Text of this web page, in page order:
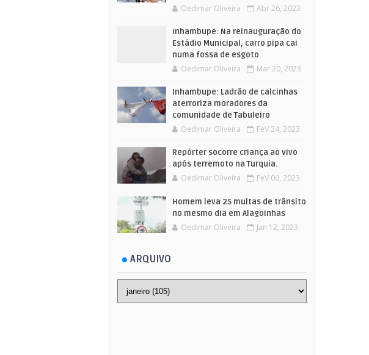
Oedimar Oliveira Abr 26, 2023
Inhambupe: Na reinauguração do
Estádio Municipal, carro pipa cai
numa fossa de esgoto
Oedimar Oliveira Mar 20, 2023
Inhambupe: Ladrão de calcinhas
aterroriza moradores da
comunidade de Tabuleiro
Oedimar Oliveira FeV 24, 2023
Repórter socorre criança ao vivo
após terremoto na Turquia.
Oedimar Oliveira FeV 06, 2023
Homem leva 25 multas de trânsito
no mesmo dia em Alagoinhas
Oedimar Oliveira Jan 12, 2023
ARQUIVO